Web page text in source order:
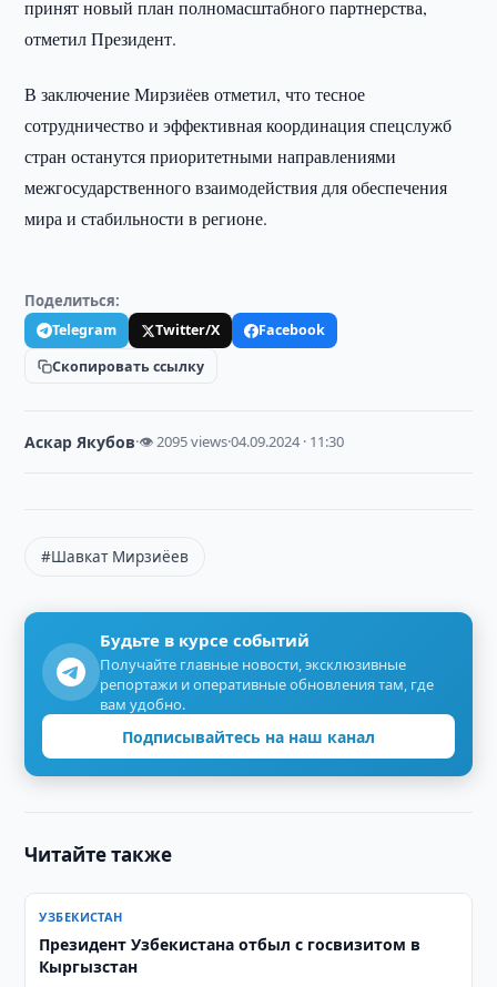
принят новый план полномасштабного партнерства,
отметил Президент.
В заключение Мирзиёев отметил, что тесное
сотрудничество и эффективная координация спецслужб
стран останутся приоритетными направлениями
межгосударственного взаимодействия для обеспечения
мира и стабильности в регионе.
Поделиться:
Telegram Twitter/X
Facebook
Скопировать ссылку
Аскар Якубов·👁 2095 views·04.09.2024 · 11:30
#Шавкат Мирзиёев
Будьте в курсе событий
Получайте главные новости, эксклюзивные
репортажи и оперативные обновления там, где
вам удобно.
Подписывайтесь на наш канал
Читайте также
УЗБЕКИСТАН
Президент Узбекистана отбыл с госвизитом в
Кыргызстан